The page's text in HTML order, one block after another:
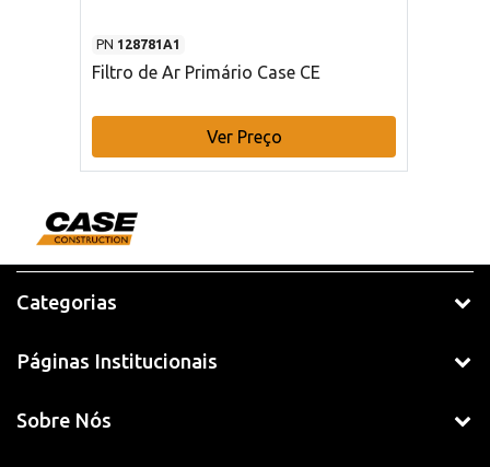
PN 128781A1
Filtro de Ar Primário Case CE
Ver Preço
Categorias
Páginas Institucionais
Sobre Nós